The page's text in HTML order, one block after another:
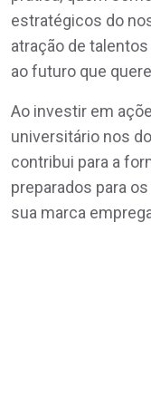
estratégicos do
atração de
ao futuro que
Ao investir em
universitário nos
contribui para a
preparados para
sua marca